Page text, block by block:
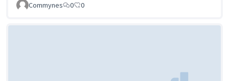
Commynes
0 0